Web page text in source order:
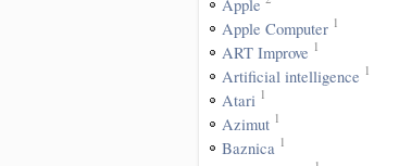
Apple
Apple Computer 1
ART Improve 1
Artificial intelligence 1
Atari 1
Azimut 1
Baznica 1